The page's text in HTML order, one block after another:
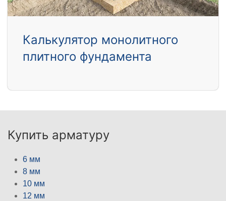
Калькулятор монолитного
плитного фундамента
Купить арматуру
6 мм
8 мм
10 мм
12 мм